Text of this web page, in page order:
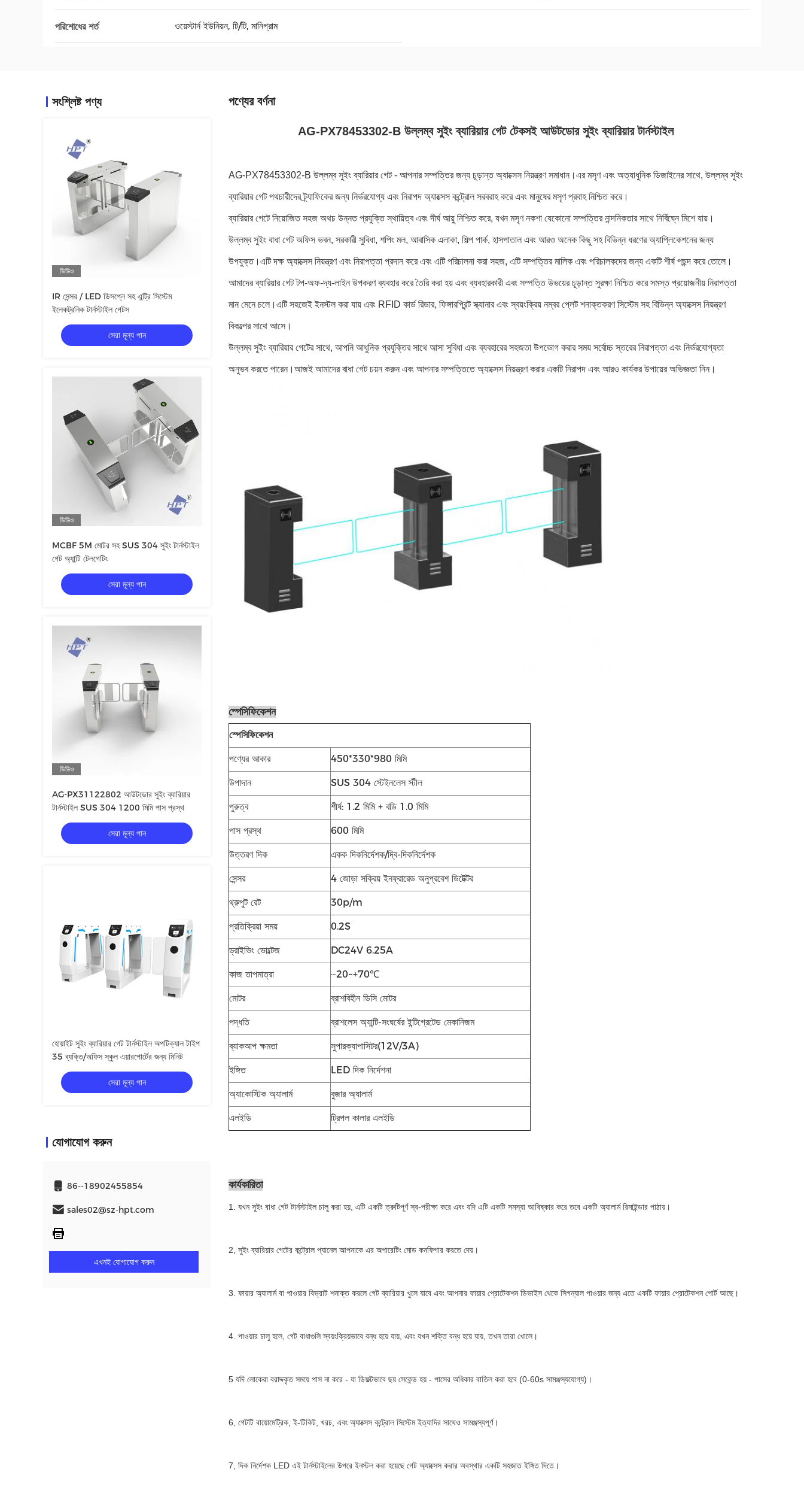
পরিশোধের শর্ত ওয়েস্টার্ন ইউনিয়ন, টি/টি, মানিগ্রাম
সংশ্লিষ্ট পণ্য
ভিডিও
IR সেন্সর / LED ডিসপ্লে সহ এন্ট্রি সিস্টেম
ইলেকট্রনিক টার্নস্টাইল গেটস
সেরা মূল্য পান
ভিডিও
MCBF 5M মোটর সহ SUS 304 সুইং টার্নস্টাইল
গেট অ্যান্টি টেলগেটিং
সেরা মূল্য পান
ভিডিও
AG-PX31122802 আউটডোর সুইং ব্যারিয়ার
টার্নস্টাইল SUS 304 1200 মিমি পাস প্রস্থ
সেরা মূল্য পান
হোয়াইট সুইং ব্যারিয়ার গেট টার্নস্টাইল অপটিক্যাল টাইপ
35 ব্যক্তি/অফিস স্কুল এয়ারপোর্টের জন্য মিনিট
সেরা মূল্য পান
যোগাযোগ করুন
86--18902455854
sales02@sz-hpt.com
এখনই যোগাযোগ করুন
পণ্যের বর্ণনা
AG-PX78453302-B উল্লম্ব সুইং ব্যারিয়ার গেট টেকসই আউটডোর সুইং ব্যারিয়ার টার্নস্টাইল
AG-PX78453302-B উল্লম্ব সুইং ব্যারিয়ার গেট - আপনার সম্পত্তির জন্য চূড়ান্ত অ্যাক্সেস নিয়ন্ত্রণ সমাধান।এর মসৃণ এবং অত্যাধুনিক ডিজাইনের সাথে, উল্লম্ব সুইং
ব্যারিয়ার গেট পথচারীদের ট্র্যাফিকের জন্য নির্ভরযোগ্য এবং নিরাপদ অ্যাক্সেস কন্ট্রোল সরবরাহ করে এবং মানুষের মসৃণ প্রবাহ নিশ্চিত করে।
ব্যারিয়ার গেটে নিয়োজিত সহজ অথচ উন্নত প্রযুক্তি স্থায়িত্ব এবং দীর্ঘ আয়ু নিশ্চিত করে, যখন মসৃণ নকশা যেকোনো সম্পত্তির নান্দনিকতার সাথে নির্বিঘ্নে মিশে যায়।
উল্লম্ব সুইং বাধা গেট অফিস ভবন, সরকারী সুবিধা, শপিং মল, আবাসিক এলাকা, শিল্প পার্ক, হাসপাতাল এবং আরও অনেক কিছু সহ বিভিন্ন ধরণের অ্যাপ্লিকেশনের জন্য
উপযুক্ত।এটি দক্ষ অ্যাক্সেস নিয়ন্ত্রণ এবং নিরাপত্তা প্রদান করে এবং এটি পরিচালনা করা সহজ, এটি সম্পত্তির মালিক এবং পরিচালকদের জন্য একটি শীর্ষ পছন্দ করে তোলে।
আমাদের ব্যারিয়ার গেট টপ-অফ-দ্য-লাইন উপকরণ ব্যবহার করে তৈরি করা হয় এবং ব্যবহারকারী এবং সম্পত্তি উভয়ের চূড়ান্ত সুরক্ষা নিশ্চিত করে সমস্ত প্রয়োজনীয় নিরাপত্তা
মান মেনে চলে।এটি সহজেই ইনস্টল করা যায় এবং RFID কার্ড রিডার, ফিঙ্গারপ্রিন্ট স্ক্যানার এবং স্বয়ংক্রিয় নম্বর প্লেট শনাক্তকরণ সিস্টেম সহ বিভিন্ন অ্যাক্সেস নিয়ন্ত্রণ
বিকল্পের সাথে আসে।
উল্লম্ব সুইং ব্যারিয়ার গেটের সাথে, আপনি আধুনিক প্রযুক্তির সাথে আসা সুবিধা এবং ব্যবহারের সহজতা উপভোগ করার সময় সর্বোচ্চ স্তরের নিরাপত্তা এবং নির্ভরযোগ্যতা
অনুভব করতে পারেন।আজই আমাদের বাধা গেট চয়ন করুন এবং আপনার সম্পত্তিতে অ্যাক্সেস নিয়ন্ত্রণ করার একটি নিরাপদ এবং আরও কার্যকর উপায়ের অভিজ্ঞতা নিন।
স্পেসিফিকেশন
স্পেসিফিকেশন
পণ্যের আকার 450*330*980 মিমি
উপাদান SUS 304 স্টেইনলেস স্টীল
পুরুত্ব শীর্ষ: 1.2 মিমি + বডি 1.0 মিমি
পাস প্রস্থ 600 মিমি
উত্তরণ দিক একক দিকনির্দেশক/দ্বি-দিকনির্দেশক
সেন্সর 4 জোড়া সক্রিয় ইনফ্রারেড অনুপ্রবেশ ডিটেক্টর
থ্রুপুট রেট 30p/m
প্রতিক্রিয়া সময় 0.2S
ড্রাইভিং ভোল্টেজ DC24V 6.25A
কাজ তাপমাত্রা ·-20~+70℃
মোটর ব্রাশবিহীন ডিসি মোটর
পদ্ধতি ব্রাশলেস অ্যান্টি-সংঘর্ষের ইন্টিগ্রেটেড মেকানিজম
ব্যাকআপ ক্ষমতা সুপারক্যাপাসিটর(12V/3A)
ইঙ্গিত LED দিক নির্দেশনা
অ্যাকোস্টিক অ্যালার্ম বুজার অ্যালার্ম
এলইডি ট্রিপল কালার এলইডি
কার্যকারিতা
1. যখন সুইং বাধা গেট টার্নস্টাইল চালু করা হয়, এটি একটি ত্রুটিপূর্ণ স্ব-পরীক্ষা করে এবং যদি এটি একটি সমস্যা আবিষ্কার করে তবে একটি অ্যালার্ম রিমাইন্ডার পাঠায়।
2, সুইং ব্যারিয়ার গেটের কন্ট্রোল প্যানেল আপনাকে এর অপারেটিং মোড কনফিগার করতে দেয়।
3. ফায়ার অ্যালার্ম বা পাওয়ার বিভ্রাট শনাক্ত করলে গেট ব্যারিয়ার খুলে যাবে এবং আপনার ফায়ার প্রোটেকশন ডিভাইস থেকে সিগন্যাল পাওয়ার জন্য এতে একটি ফায়ার প্রোটেকশন পোর্ট আছে।
4. পাওয়ার চালু হলে, গেট বাধাগুলি স্বয়ংক্রিয়ভাবে বন্ধ হয়ে যায়, এবং যখন শক্তি বন্ধ হয়ে যায়, তখন তারা খোলে।
5 যদি লোকেরা বরাদ্দকৃত সময়ে পাস না করে - যা ডিফল্টভাবে ছয় সেকেন্ড হয় - পাসের অধিকার বাতিল করা হবে (0-60s সামঞ্জস্যযোগ্য)।
6, গেটটি বায়োমেট্রিক, ই-টিকিট, খরচ, এবং অ্যাক্সেস কন্ট্রোল সিস্টেম ইত্যাদির সাথেও সামঞ্জস্যপূর্ণ।
7, দিক নির্দেশক LED এই টার্নস্টাইলের উপরে ইনস্টল করা হয়েছে গেট অ্যাক্সেস করার অবস্থার একটি সহজাত ইঙ্গিত দিতে।